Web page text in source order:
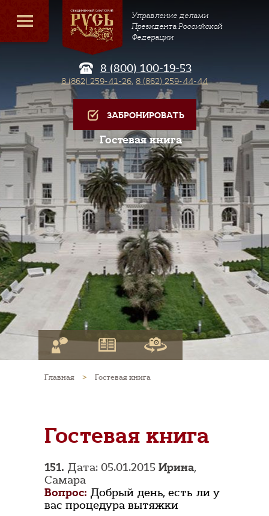
Управление делами
Президента Российской
Федерации
8 (800) 100-19-53
8 (862) 259-41-26, 8 (862) 259-44-44
ЗАБРОНИРОВАТЬ
Гостевая книга
Главная > Гостевая книга
Гостевая книга
151. Дата: 05.01.2015 Ирина,
Самара
Вопрос: Добрый день, есть ли у
вас процедура вытяжки